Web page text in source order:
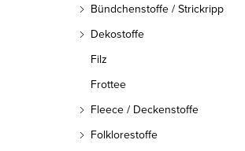
Bündchenstoffe / Strickripp
Dekostoffe
Filz
Frottee
Fleece / Deckenstoffe
Folklorestoffe